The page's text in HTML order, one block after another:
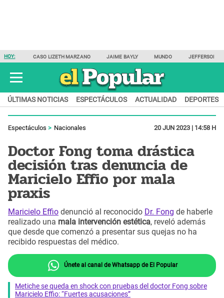
HOY: CASO LIZETH MARZANO JAIME BAYLY MUNDO JEFFERSON
ÚLTIMAS NOTICIAS ESPECTÁCULOS ACTUALIDAD DEPORTES
Espectáculos Nacionales 20 JUN 2023 | 14:58 H
Doctor Fong toma drástica
decisión tras denuncia de
Maricielo Effio por mala
praxis
Maricielo Effio denunció al reconocido Dr. Fong de haberle
realizado una mala intervención estética, reveló además
que desde que comenzó a presentar sus quejas no ha
recibido respuestas del médico.
Únete al canal de Whatsapp de El Popular
Metiche se queda en shock con pruebas del doctor Fong sobre
Maricielo Effio: “Fuertes acusaciones”